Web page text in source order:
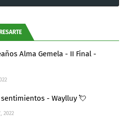
Alma Gemela - II Final -
- Waylluy 💘
2022